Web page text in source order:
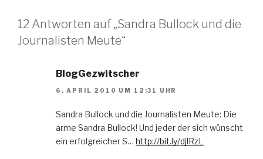
12 Antworten auf „Sandra Bullock und die
Journalisten Meute“
BlogGezwitscher
6. APRIL 2010 UM 12:31 UHR
Sandra Bullock und die Journalisten Meute: Die
arme Sandra Bullock! Und jeder der sich wünscht
ein erfolgreicher S… http://bit.ly/djlRzL